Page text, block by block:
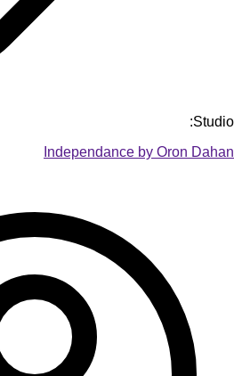
Studio:
Independance by Oron Dahan